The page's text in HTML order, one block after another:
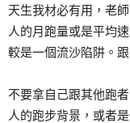
天生我材必有用，老
人的月跑量或是平均
較是一個流沙陷阱。
不要拿自己跟其他跑
人的跑步背景，或者